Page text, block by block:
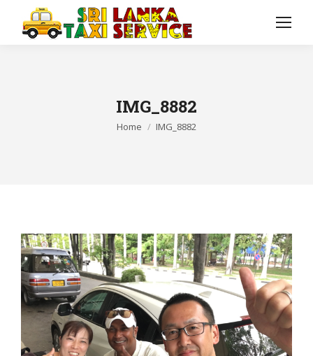
IMG_8882
You are here:
Home IMG_8882